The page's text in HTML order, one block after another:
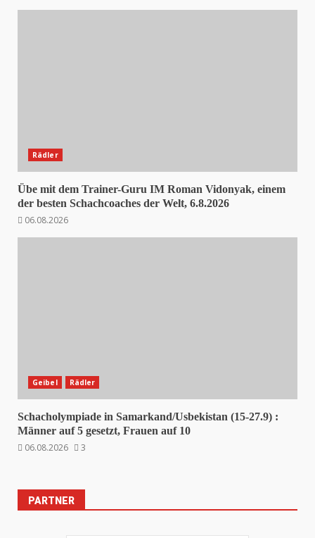
Rädler
Übe mit dem Trainer-Guru IM Roman Vidonyak, einem
der besten Schachcoaches der Welt, 6.8.2026
06.08.2026
Geibel Rädler
Schacholympiade in Samarkand/Usbekistan (15-27.9) :
Männer auf 5 gesetzt, Frauen auf 10
06.08.2026
3
PARTNER